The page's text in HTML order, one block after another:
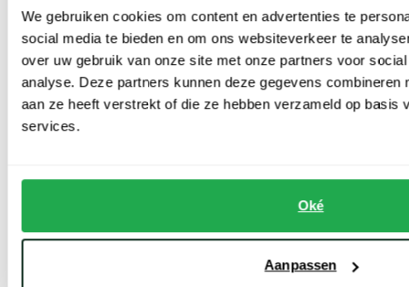
We gebruiken cookies om content en advertenties te
social media te bieden en om ons websiteverkeer te
over uw gebruik van onze site met onze partners voor
analyse. Deze partners kunnen deze gegevens combineren
aan ze heeft verstrekt of die ze hebben verzameld op basis
services.
Oké
Aanpassen
Broek gebroken wit normale fit katoen
€ 149,95€ 119,96
-
20%
Pantalon flatfront donkerblauw katoen
€ 159,95€ 79,98
-
50%